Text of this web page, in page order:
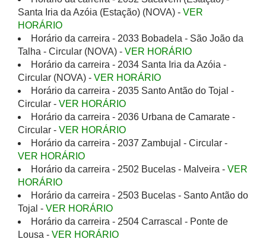
Santa Iria da Azóia (Estação) (NOVA) - VER
HORÁRIO
Horário da carreira - 2033 Bobadela - São João da
Talha - Circular (NOVA) - VER HORÁRIO
Horário da carreira - 2034 Santa Iria da Azóia -
Circular (NOVA) - VER HORÁRIO
Horário da carreira - 2035 Santo Antão do Tojal -
Circular - VER HORÁRIO
Horário da carreira - 2036 Urbana de Camarate -
Circular - VER HORÁRIO
Horário da carreira - 2037 Zambujal - Circular -
VER HORÁRIO
Horário da carreira - 2502 Bucelas - Malveira - VER
HORÁRIO
Horário da carreira - 2503 Bucelas - Santo Antão do
Tojal - VER HORÁRIO
Horário da carreira - 2504 Carrascal - Ponte de
Lousa - VER HORÁRIO